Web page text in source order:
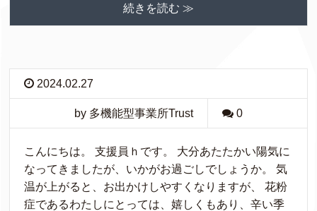
続きを読む ≫
2024.02.27
by 多機能型事業所Trust 0
こんにちは。 支援員ｈです。 大分あたたかい陽気に
なってきましたが、いかがお過ごしでしょうか。 気
温が上がると、お出かけしやすくなりますが、 花粉
症であるわたしにとっては、嬉しくもあり、辛い季